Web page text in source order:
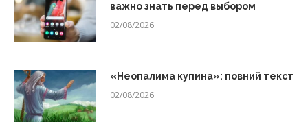
важно знать перед выбором
02/08/2026
«Неопалима купина»: повний текст
02/08/2026